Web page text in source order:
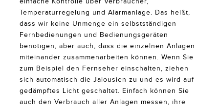
Temperaturregelung und Alarmanlage. Das heißt,
dass wir keine Unmenge ein selbstständigen
Fernbedienungen und Bedienungsgeräten
benötigen, aber auch, dass die einzelnen Anlagen
miteinander zusammenarbeiten können. Wenn Sie
zum Beispiel den Fernseher einschalten, ziehen
sich automatisch die Jalousien zu und es wird auf
gedämpftes Licht geschaltet. Einfach können Sie
auch den Verbrauch aller Anlagen messen, ihre